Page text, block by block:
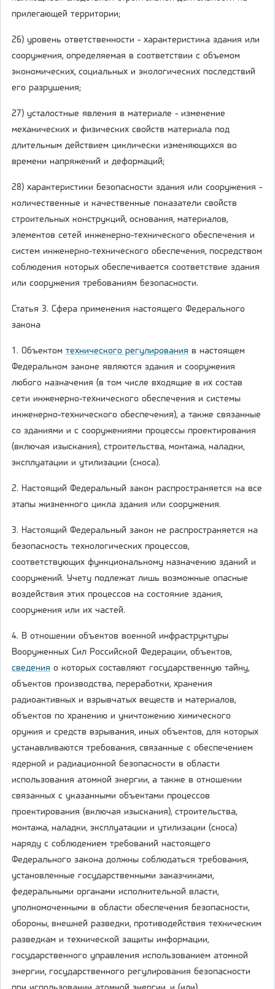
прилегающей территории;
26) уровень ответственности - характеристика здания или
сооружения, определяемая в соответствии с объемом
экономических, социальных и экологических последствий
его разрушения;
27) усталостные явления в материале - изменение
механических и физических свойств материала под
длительным действием циклически изменяющихся во
времени напряжений и деформаций;
28) характеристики безопасности здания или сооружения -
количественные и качественные показатели свойств
строительных конструкций, основания, материалов,
элементов сетей инженерно-технического обеспечения и
систем инженерно-технического обеспечения, посредством
соблюдения которых обеспечивается соответствие здания
или сооружения требованиям безопасности.
Статья 3. Сфера применения настоящего Федерального
закона
1. Объектом технического регулирования в настоящем
Федеральном законе являются здания и сооружения
любого назначения (в том числе входящие в их состав
сети инженерно-технического обеспечения и системы
инженерно-технического обеспечения), а также связанные
со зданиями и с сооружениями процессы проектирования
(включая изыскания), строительства, монтажа, наладки,
эксплуатации и утилизации (сноса).
2. Настоящий Федеральный закон распространяется на все
этапы жизненного цикла здания или сооружения.
3. Настоящий Федеральный закон не распространяется на
безопасность технологических процессов,
соответствующих функциональному назначению зданий и
сооружений. Учету подлежат лишь возможные опасные
воздействия этих процессов на состояние здания,
сооружения или их частей.
4. В отношении объектов военной инфраструктуры
Вооруженных Сил Российской Федерации, объектов,
сведения о которых составляют государственную тайну,
объектов производства, переработки, хранения
радиоактивных и взрывчатых веществ и материалов,
объектов по хранению и уничтожению химического
оружия и средств взрывания, иных объектов, для которых
устанавливаются требования, связанные с обеспечением
ядерной и радиационной безопасности в области
использования атомной энергии, а также в отношении
связанных с указанными объектами процессов
проектирования (включая изыскания), строительства,
монтажа, наладки, эксплуатации и утилизации (сноса)
наряду с соблюдением требований настоящего
Федерального закона должны соблюдаться требования,
установленные государственными заказчиками,
федеральными органами исполнительной власти,
уполномоченными в области обеспечения безопасности,
обороны, внешней разведки, противодействия техническим
разведкам и технической защиты информации,
государственного управления использованием атомной
энергии, государственного регулирования безопасности